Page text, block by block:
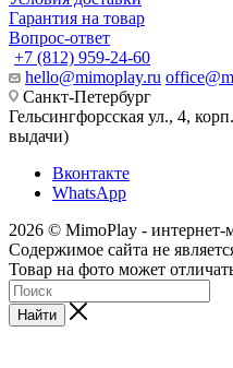
Гарантия на товар
Вопрос-ответ
+7 (812) 959-24-60
hello@mimoplay.ru
Санкт-Петербург
Гельсингфорсская ул., 4,
выдачи)
Вконтакте
WhatsApp
2026 © MimoPlay - интернет-
Содержимое сайта не
Товар на фото может
Найти